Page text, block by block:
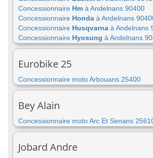
Concessionnaire Hm à Andelnans 90400
Concessionnaire Honda à Andelnans
Concessionnaire Husqvarna à Andelnans
Concessionnaire Hyosung à Andelnans
Eurobike 25
Concessionnaire moto Arbouans 25400
Bey Alain
Concessionnaire moto Arc Et Senans
Jobard Andre